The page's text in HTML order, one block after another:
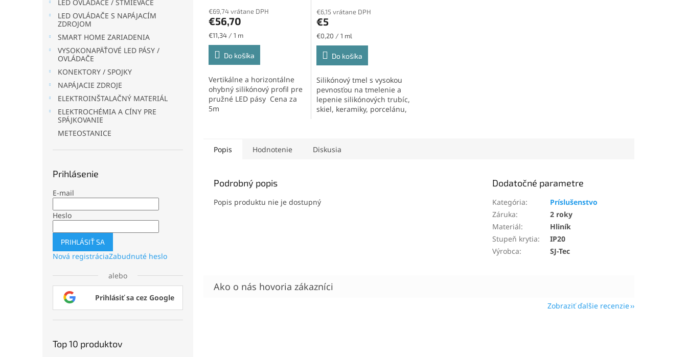
LED OVLÁDAČE / STMIEVAČE
LED OVLÁDAČE S NAPÁJACÍM
ZDROJOM
SMART HOME ZARIADENIA
VYSOKONAPÄŤOVÉ LED PÁSY /
OVLÁDAČE
KONEKTORY / SPOJKY
NAPÁJACIE ZDROJE
ELEKTROINŠTALAČNÝ MATERIÁL
ELEKTROCHÉMIA A CÍNY PRE
SPÁJKOVANIE
METEOSTANICE
Prihlásenie
E-mail
Heslo
PRIHLÁSIŤ SA
Nová registráciaZabudnuté heslo
alebo
Prihlásiť sa cez Google
Top 10 produktov
produktu
je
5,0
hviezdičiek.
€69,74 vrátane DPH
€56,70
Jednotková
cena:
€11,34 / 1 m
Do košíka
Vertikálne a horizontálne
ohybný silikónový profil pre
pružné LED pásy Cena za
5m
€6,15 vrátane DPH
€5
Jednotková
cena:
€0,20 / 1 ml
Do košíka
Silikónový tmel s vysokou
pevnosťou na tmelenie a
lepenie silikónových trubíc,
skiel, keramiky, porcelánu,
Popis Hodnotenie Diskusia
Podrobný popis
Popis produktu nie je dostupný
Dodatočné parametre
Kategória:
Príslušenstvo
Záruka:
2 roky
Materiál:
Hliník
Stupeň krytia:
IP20
Výrobca: SJ-Tec
Zobraziť ďalšie recenzie